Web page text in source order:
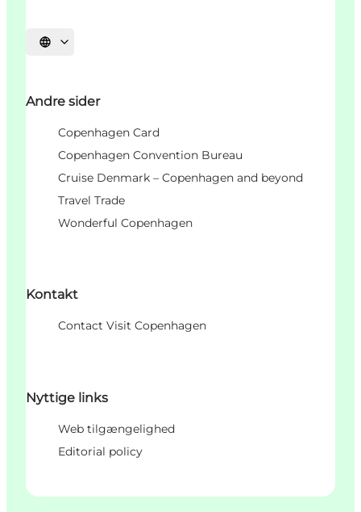
Velg språk
Andre sider
Copenhagen Card
Copenhagen Convention Bureau
Cruise Denmark – Copenhagen and beyond
Travel Trade
Wonderful Copenhagen
Kontakt
Contact Visit Copenhagen
Nyttige links
Web tilgængelighed
Editorial policy